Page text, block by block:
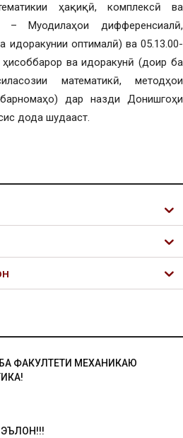
ҳақиқӣ, комплексӣ ва
– Муодилаҳои дифференсиалӣ,
идоракунии оптималӣ) ва 05.13.00-
ҳисоббарор ва идоракунӣ (доир ба
математикӣ, методҳои
дар назди Донишгоҳи
дода шудааст.
БА ФАКУЛТЕТИ МЕХАНИКАЮ